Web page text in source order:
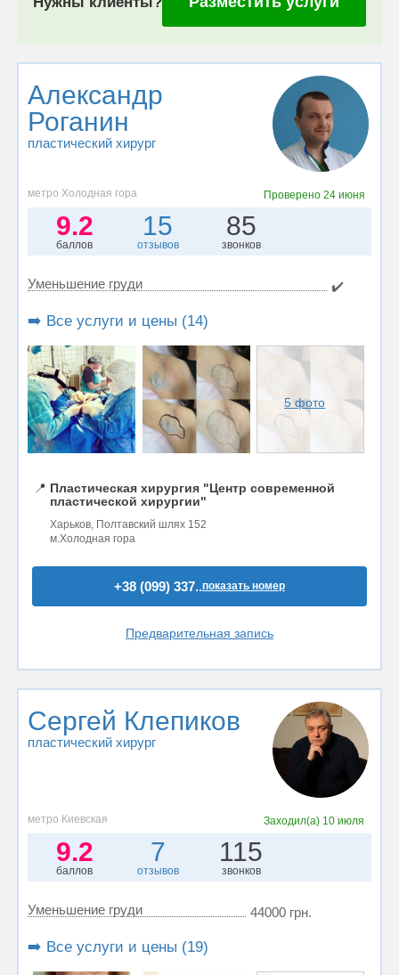
Александр
Роганин
пластический хирург
метро Холодная гора Проверено 24 июня
9.2
баллов
15
отзывов
85
звонков
Уменьшение груди ✔️
➡️ Все услуги и цены (14)
5 фото
📍 Пластическая хирургия "Центр современной
пластической хирургии"
Харьков, Полтавский шлях 152
м.Холодная гора
+38 (099) 337..показать номер
Предварительная запись
Сергей Клепиков
пластический хирург
метро Киевская Заходил(а) 10 июля
9.2
баллов
7
отзывов
115
звонков
Уменьшение груди 44000 грн.
➡️ Все услуги и цены (19)